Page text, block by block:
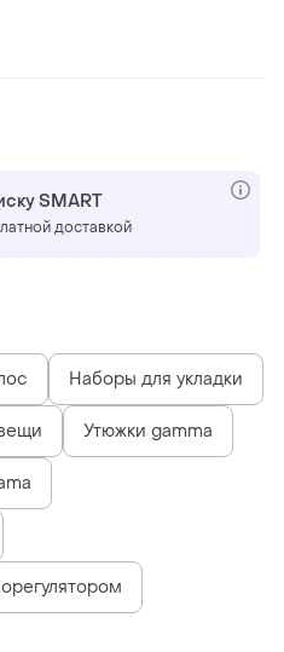
SMART
доставкой
Наборы для укладки
Утюжки gamma